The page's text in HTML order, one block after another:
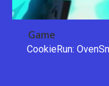
Game
CookieRun: